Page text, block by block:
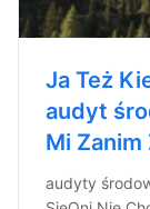
Ja Też
audyt
Mi Zanim
audyty